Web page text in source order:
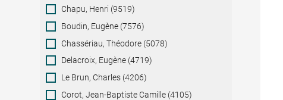
Chapu, Henri (9519)
Boudin, Eugène (7576)
Chassériau, Théodore (5078)
Delacroix, Eugène (4719)
Le Brun, Charles (4206)
Corot, Jean-Baptiste Camille (4105)